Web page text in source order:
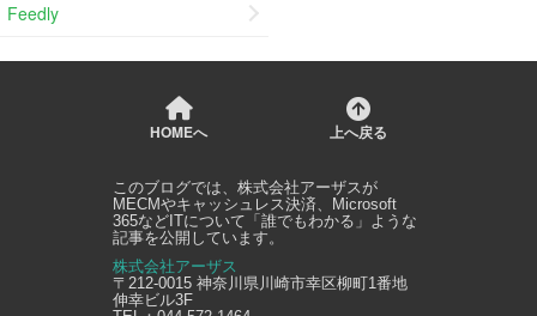
Feedly
HOMEへ 上へ戻る
このブログでは、 株式会社アーザスが
MECMやキャッシュレス決済、Microsoft
365などITについて「誰でもわかる」ような
記事を公開しています。
株式会社アーザス
〒212-0015 神奈川県川崎市幸区柳町1番地
伸幸ビル3F